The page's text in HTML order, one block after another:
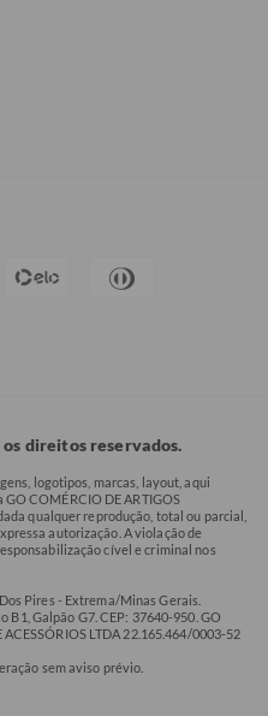
direitos reservados.
logotipos, marcas, layout, aqui
COMÉRCIO DE ARTIGOS
qualquer reprodução, total ou parcial,
autorização. A violação de
cível e criminal nos
Pires - Extrema/Minas Gerais.
Galpão G7. CEP: 37640-950. GO
LTDA 22.165.464/0003-52
sem aviso prévio.